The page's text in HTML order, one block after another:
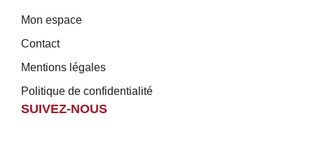
Mon espace
Contact
Mentions légales
Politique de confidentialité
SUIVEZ-NOUS